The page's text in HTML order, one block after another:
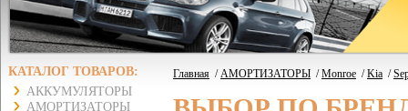
КАТАЛОГ ТОВАРОВ:
АККУМУЛЯТОРЫ
АМОРТИЗАТОРЫ
Главная /АМОРТИЗАТОРЫ /Monroe /Kia /